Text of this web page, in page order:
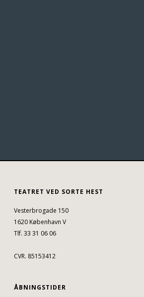
TEATRET VED SORTE HEST
Vesterbrogade 150
1620 København V
Tlf. 33 31 06 06
CVR. 85153412
ÅBNINGSTIDER